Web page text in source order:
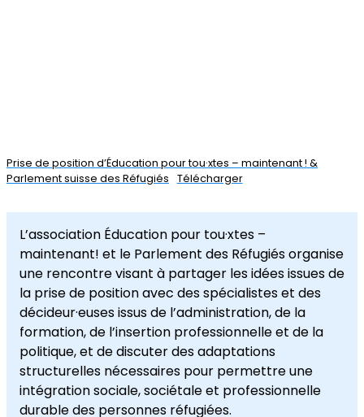
Prise de position d’Éducation pour tou·xtes – maintenant ! &
Parlement suisse des Réfugiés
Télécharger
L’association Éducation pour tou·xtes –
maintenant! et le Parlement des Réfugiés organise
une rencontre visant à partager les idées issues de
la prise de position avec des spécialistes et des
décideur·euses issus de l’administration, de la
formation, de l’insertion professionnelle et de la
politique, et de discuter des adaptations
structurelles nécessaires pour permettre une
intégration sociale, sociétale et professionnelle
durable des personnes réfugiées.